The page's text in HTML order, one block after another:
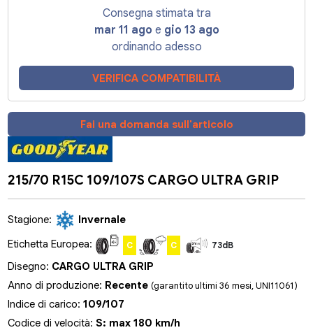
Consegna stimata tra
mar 11 ago e gio 13 ago
ordinando adesso
VERIFICA COMPATIBILITÀ
Fai una domanda sull'articolo
215/70 R15C 109/107S CARGO ULTRA GRIP
Stagione:
Invernale
Etichetta Europea:
C C 73dB
Disegno: CARGO ULTRA GRIP
Anno di produzione: Recente(garantito ultimi 36 mesi, UNI11061)
Indice di carico:109/107
Codice di velocità:S: max 180 km/h